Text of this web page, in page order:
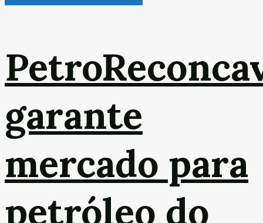
garante
mercado para
petróleo do